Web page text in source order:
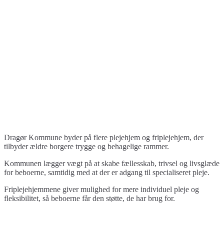
Dragør Kommune byder på flere plejehjem og friplejehjem, der
tilbyder ældre borgere trygge og behagelige rammer.
Kommunen lægger vægt på at skabe fællesskab, trivsel og livsglæde
for beboerne, samtidig med at der er adgang til specialiseret pleje.
Friplejehjemmene giver mulighed for mere individuel pleje og
fleksibilitet, så beboerne får den støtte, de har brug for.